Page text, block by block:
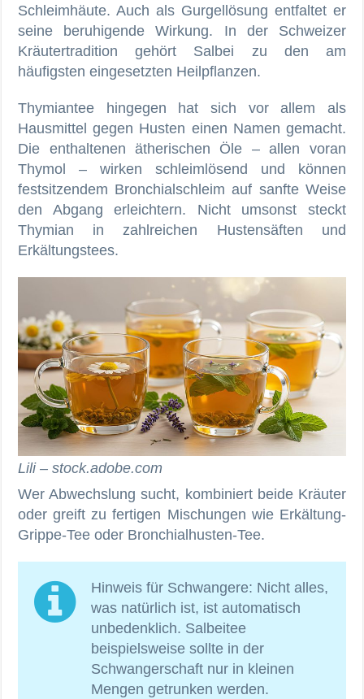
Schleimhäute. Auch als Gurgellösung entfaltet er
seine beruhigende Wirkung. In der Schweizer
Kräutertradition gehört Salbei zu den am
häufigsten eingesetzten Heilpflanzen.
Thymiantee hingegen hat sich vor allem als
Hausmittel gegen Husten einen Namen gemacht.
Die enthaltenen ätherischen Öle – allen voran
Thymol – wirken schleimlösend und können
festsitzendem Bronchialschleim auf sanfte Weise
den Abgang erleichtern. Nicht umsonst steckt
Thymian in zahlreichen Hustensäften und
Erkältungstees.
Lili – stock.adobe.com
Wer Abwechslung sucht, kombiniert beide Kräuter
oder greift zu fertigen Mischungen wie Erkältung-
Grippe-Tee oder Bronchialhusten-Tee.
Hinweis für Schwangere: Nicht alles,
was natürlich ist, ist automatisch
unbedenklich. Salbeitee
beispielsweise sollte in der
Schwangerschaft nur in kleinen
Mengen getrunken werden.